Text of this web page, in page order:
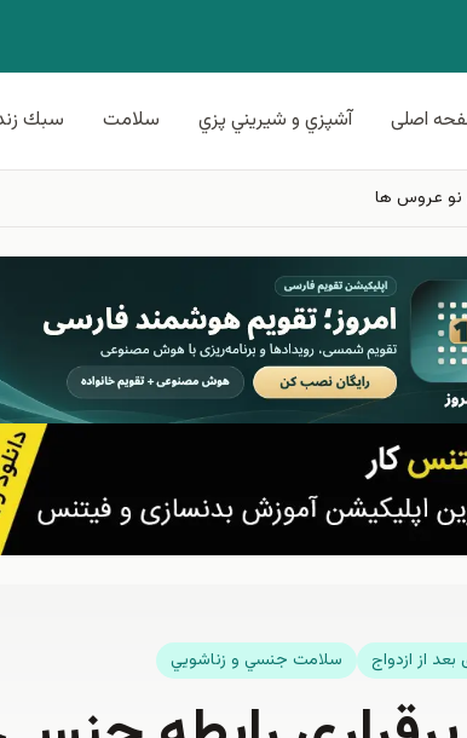
اصلی آشپزي و شيريني پزي سلامت سبك
نو عروس ها
از ازدواج سلامت جنسي و زناشويي